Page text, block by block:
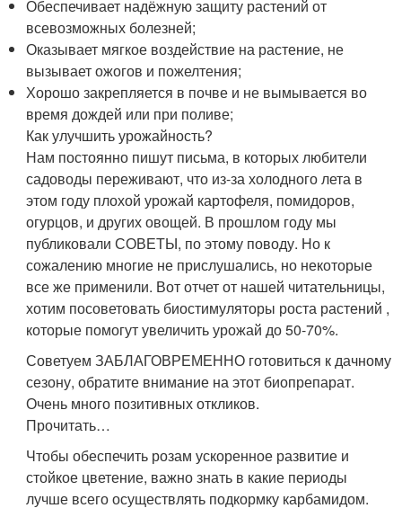
Обеспечивает надёжную защиту растений от
всевозможных болезней;
Оказывает мягкое воздействие на растение, не
вызывает ожогов и пожелтения;
Хорошо закрепляется в почве и не вымывается во
время дождей или при поливе;
Как улучшить урожайность?
Нам постоянно пишут письма, в которых любители
садоводы переживают, что из-за холодного лета в
этом году плохой урожай картофеля, помидоров,
огурцов, и других овощей. В прошлом году мы
публиковали СОВЕТЫ, по этому поводу. Но к
сожалению многие не прислушались, но некоторые
все же применили. Вот отчет от нашей читательницы,
хотим посоветовать биостимуляторы роста растений ,
которые помогут увеличить урожай до 50-70%.
Советуем ЗАБЛАГОВРЕМЕННО готовиться к дачному
сезону, обратите внимание на этот биопрепарат.
Очень много позитивных откликов.
Прочитать…
Чтобы обеспечить розам ускоренное развитие и
стойкое цветение, важно знать в какие периоды
лучше всего осуществлять подкормку карбамидом.